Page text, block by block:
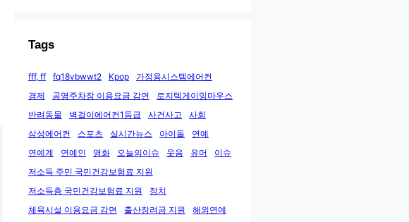
Tags
fff, ff fq18vbwwt2 Kpop
가정용시스템에어컨
경제
공영주차장 이용요금 감면
로지텍게이밍마우스
반려동물
벽걸이에어컨1등급 사건사고
사회
삼성에어컨
스포츠 실시간뉴스 아이돌
연예
연예계
연예인 영화 오늘의이슈 웃음 유머
이슈
저소득 주민 국민건강보험료 지원
저소득층 국민건강보험료 지원
정치
체육시설 이용요금 감면
출산장려금 지원
해외연예